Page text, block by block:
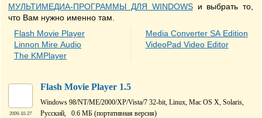
МУЛЬТИМЕДИА-ПРОГРАММЫ ДЛЯ WINDOWSи выбрать то,
что Вам нужно именно там.
Flash Movie Player
Linnon Mire Audio
The KMPlayer
Media Converter SA Edition
VideoPad Video Editor
2009-10-27
Flash Movie Player 1.5
Windows 98/NT/ME/2000/XP/Vista/7 32-bit, Linux, Mac OS X, Solaris,
Русский,
0.6 МБ (портативная версия)